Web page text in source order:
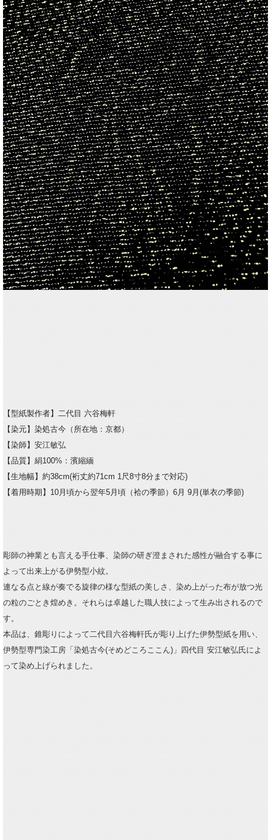
【型紙製作者】二代目 六谷梅軒
【染元】染処古今（所在地：京都）
【染師】安江敏弘
【品質】絹100%：濱縮緬
【生地幅】約38cm(裄丈約71cm 1尺8寸8分まで対応)
【着用時期】10月頃から翌年5月頃（袷の季節）6月 9月(単衣の季節)
彫師の神業とも言える手仕事、染師の研ぎ澄まされた感性が融合する事に
よって出来上がる伊勢型小紋。
連なる点と線が奏でる旋律の様な型紙の美しさ、染め上がった布が放つ光
の粒のごとき煌めき。それらは卓越した職人技によって生み出されるので
す。
本品は、錐彫りによって二代目六谷梅軒氏が彫り上げた伊勢型紙を用い、
伊勢型専門染工房「染処古今(そめどころここん)」四代目 安江敏弘氏によ
って染め上げられました。